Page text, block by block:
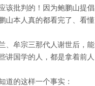
该批判的！因为鲍鹏山提倡
山本人真的都看完了、看懂
、牟宗三那代人谢世后，能
讲国学的人，都是拿着前人
道的这样一个事实：